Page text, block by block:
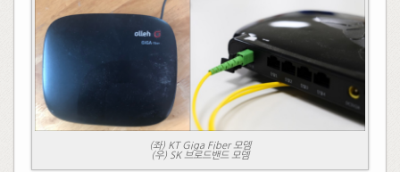
(좌) KT Giga Fiber 모뎀
(우) SK 브로드밴드 모뎀